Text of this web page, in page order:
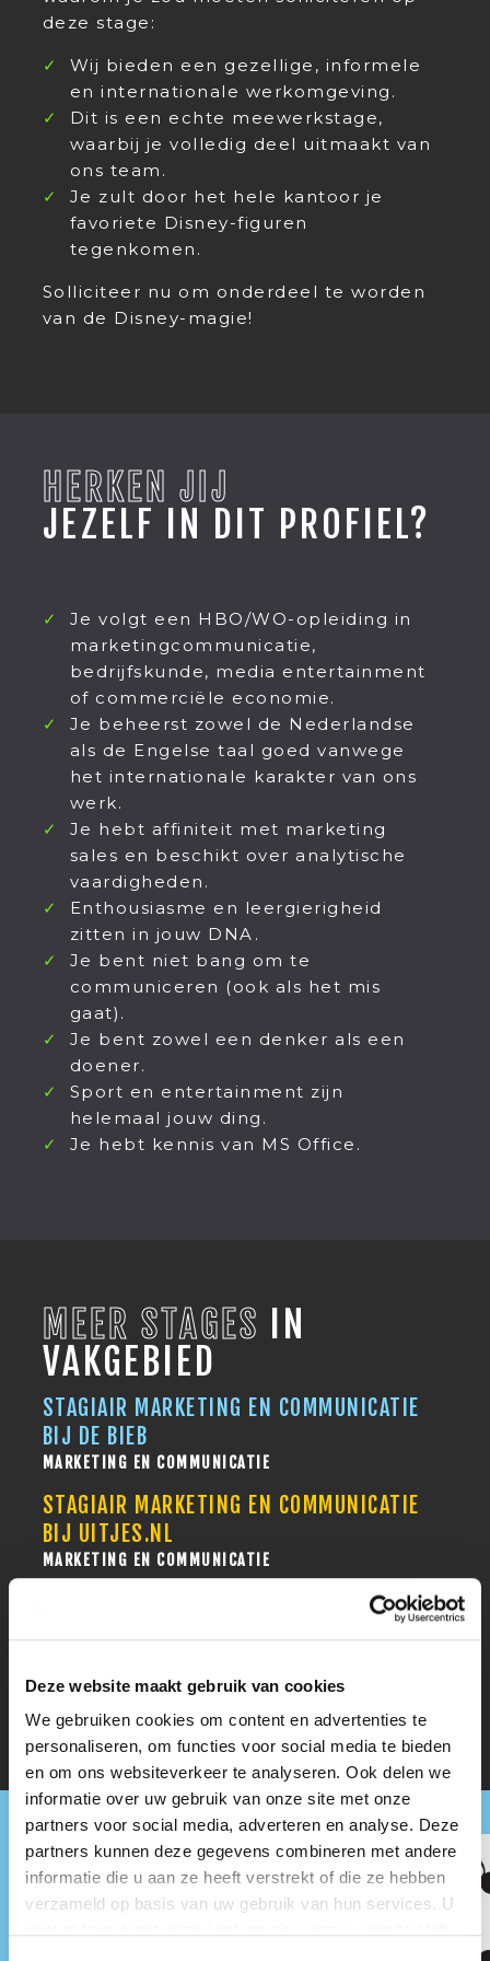
Deze website maakt gebruik van cookies
We gebruiken cookies om content en advertenties te
personaliseren, om functies voor social media te bieden
en om ons websiteverkeer te analyseren. Ook delen we
informatie over uw gebruik van onze site met onze
partners voor social media, adverteren en analyse. Deze
partners kunnen deze gegevens combineren met andere
informatie die u aan ze heeft verstrekt of die ze hebben
verzameld op basis van uw gebruik van hun services. U
deze stage:
Wij bieden een gezellige, informele
en internationale werkomgeving.
Dit is een echte meewerkstage,
waarbij je volledig deel uitmaakt van
ons team.
Je zult door het hele kantoor je
favoriete Disney-figuren
tegenkomen.
Solliciteer nu om onderdeel te worden
van de Disney-magie!
HERKEN JIJ
JEZELF IN DIT PROFIEL?
Je volgt een HBO/WO-opleiding in
marketingcommunicatie,
bedrijfskunde, media entertainment
of commerciële economie.
Je beheerst zowel de Nederlandse
als de Engelse taal goed vanwege
het internationale karakter van ons
werk.
Je hebt affiniteit met marketing
sales en beschikt over analytische
vaardigheden.
Enthousiasme en leergierigheid
zitten in jouw DNA.
Je bent niet bang om te
communiceren (ook als het mis
gaat).
Je bent zowel een denker als een
doener.
Sport en entertainment zijn
helemaal jouw ding.
Je hebt kennis van MS Office.
MEER STAGES IN
VAKGEBIED
STAGIAIR MARKETING EN COMMUNICATIE
BIJ DE BIEB
MARKETING EN COMMUNICATIE
STAGIAIR MARKETING EN COMMUNICATIE
BIJ UITJES.NL
MARKETING EN COMMUNICATIE
STAGIAIR COMMUNICATIE EN PR BIJ DE